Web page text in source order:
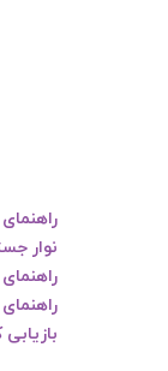
نوار